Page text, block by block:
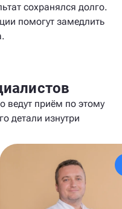
сохранялся долго.
помогут замедлить
ведут приём по этому
детали изнутри